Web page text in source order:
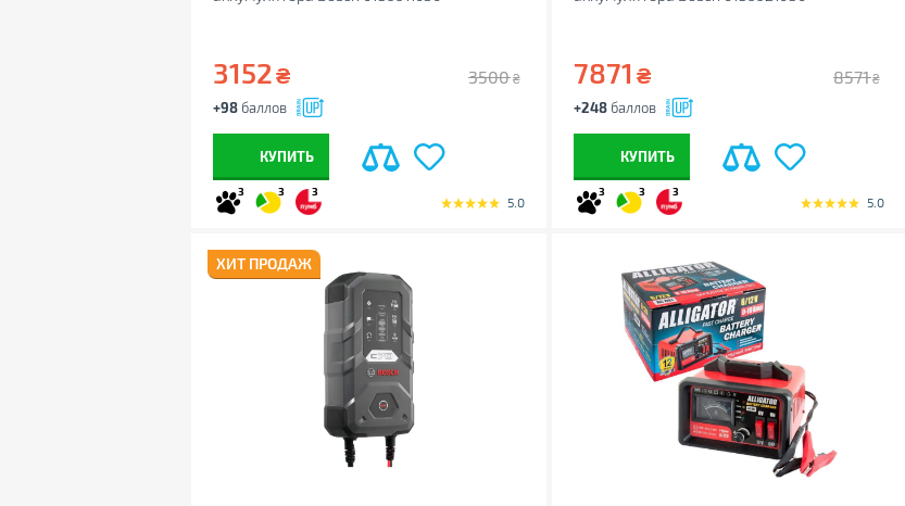
3152₴ 3500 ₴
+98 баллов
КУПИТЬ
3 3 3
5.0
7871 ₴ 8571 ₴
+248баллов
КУПИТЬ
3 3 3
5.0
ХИТ ПРОДАЖ